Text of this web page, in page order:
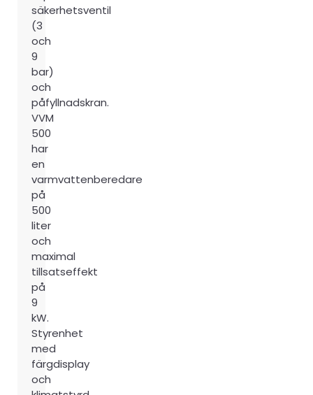
säkerhetsventil
(3
och
9
bar)
och
påfyllnadskran.
VVM
500
har
en
varmvattenberedare
på
500
liter
och
maximal
tillsatseffekt
på
9
kW.
Styrenhet
med
färgdisplay
och